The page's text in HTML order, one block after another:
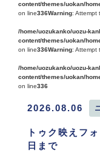
content/themes/uokan/
on line336Warning: Attempt
/home/uozukanko/uozu-
content/themes/uokan/
on line336Warning: Attempt
/home/uozukanko/uozu-
content/themes/uokan/
on line336
2026.08.06
トゥク映えフ
日まで